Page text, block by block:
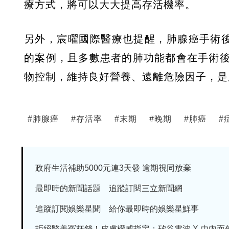
療方式，將可以大大提高存活機率。
另外，宸曜國際醫療也提醒，肺腺癌手
的案例，且多數患者的肺功能都會在手術
物控制，維持良好營養、遠離危險因子，
#肺腺癌 #存活率 #末期 #晚期 #肺癌 #
政府生活補助5000元連3天發 逾期視同放棄
最即時的新聞話題 追蹤訂閱三立新聞網
追蹤訂閱娛樂星聞 給你最即時的娛樂星鮮事